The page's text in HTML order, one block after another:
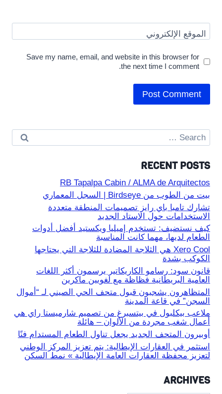
الموقع الإلكتروني
Save my name, email, and website in this browser for
the next time I comment.
Search
for:
RECENT POSTS
RB Tapalpa Cabin / ALMA de Arquitectos
بيت من الطوب من Birdseye | السجل المعماري
تشارك تامبا باي رايز تصميمات المنطقة متعددة
الاستخدامات حول الاستاد الجديد
كيف نستضيف: تستخدم إميليا ويكستيد أفضل أدوات
الطعام لديها، مهما كانت المناسبة
Xero Cool هي الثلاجة المضادة للثلاجة التي يحتاجها
الكوكب بشدة
قانون سود: رسامو الكاريكاتير يرسمون أكثر اللغات
العامية البريطانية فظاظة مع لغويين ماكرين
المتظاهرون يشجبون قبول متحف الحي الصيني لـ “أموال
السجن” في قاعة المدينة
ملاعب بيكلبول في بيتسبرغ من تصميم شارميستا راي هي
أعمال شغب مجردة من الألوان – هائلة
أوبيرون المتحف الجديد يجعل تناول الطعام المستدام فنًا
استثمر في العقارات الإيطالية: يتم تعزيز المركز الوطني
لتعزيز محفظة العقارات العامة الإيطالية » نمط السكن
ARCHIVES